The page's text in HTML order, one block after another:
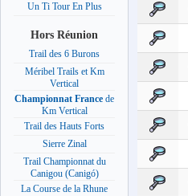
Un Ti Tour En Plus
Hors Réunion
Trail des 6 Burons
Méribel Trails et Km
Vertical
Championnat France de
Km Vertical
Trail des Hauts Forts
Sierre Zinal
Trail Championnat du
Canigou (Canigó)
La Course de la Rhune